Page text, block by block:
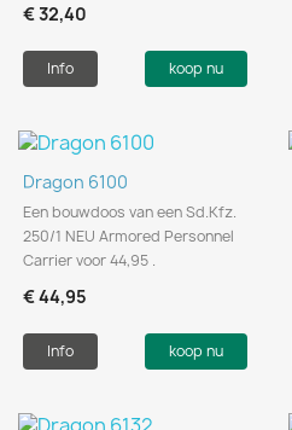
€ 32,40
Info koop nu
Dragon 6100
Een bouwdoos van een Sd.Kfz.
250/1 NEU Armored Personnel
Carrier voor 44,95 .
€ 44,95
Info koop nu